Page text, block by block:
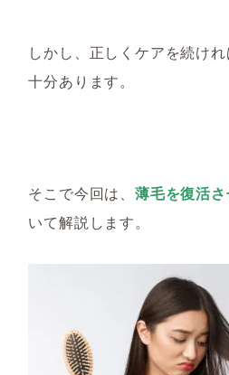
しかし、正しくケアを続け
十分あります。
そこで今回は、 薄毛を復活
いて解説します。